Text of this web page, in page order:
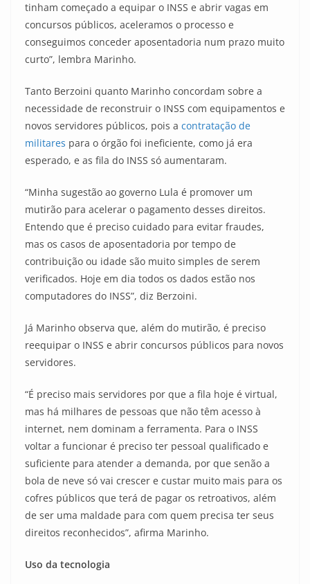
tinham começado a equipar o INSS e abrir vagas em
concursos públicos, aceleramos o processo e
conseguimos conceder aposentadoria num prazo muito
curto”, lembra Marinho.
Tanto Berzoini quanto Marinho concordam sobre a
necessidade de reconstruir o INSS com equipamentos e
novos servidores públicos, pois a contratação de
militares para o órgão foi ineficiente, como já era
esperado, e as fila do INSS só aumentaram.
“Minha sugestão ao governo Lula é promover um
mutirão para acelerar o pagamento desses direitos.
Entendo que é preciso cuidado para evitar fraudes,
mas os casos de aposentadoria por tempo de
contribuição ou idade são muito simples de serem
verificados. Hoje em dia todos os dados estão nos
computadores do INSS”, diz Berzoini.
Já Marinho observa que, além do mutirão, é preciso
reequipar o INSS e abrir concursos públicos para novos
servidores.
“É preciso mais servidores por que a fila hoje é virtual,
mas há milhares de pessoas que não têm acesso à
internet, nem dominam a ferramenta. Para o INSS
voltar a funcionar é preciso ter pessoal qualificado e
suficiente para atender a demanda, por que senão a
bola de neve só vai crescer e custar muito mais para os
cofres públicos que terá de pagar os retroativos, além
de ser uma maldade para com quem precisa ter seus
direitos reconhecidos”, afirma Marinho.
Uso da tecnologia